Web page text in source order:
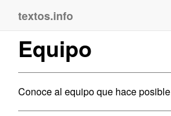
textos.info
Equipo
Conoce al equipo que hace posible